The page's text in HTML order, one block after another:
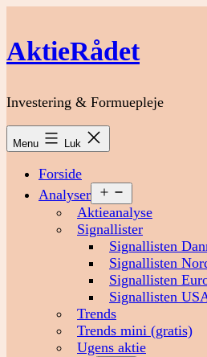
indhold
AktieRådet
Investering & Formuepleje
Menu Luk
Forside
Analyser
menu
Aktieanalyse
Signallister
Signallisten
Signallisten
Signallisten
Signallisten
Trends
Trends mini (gratis)
Ugens aktie